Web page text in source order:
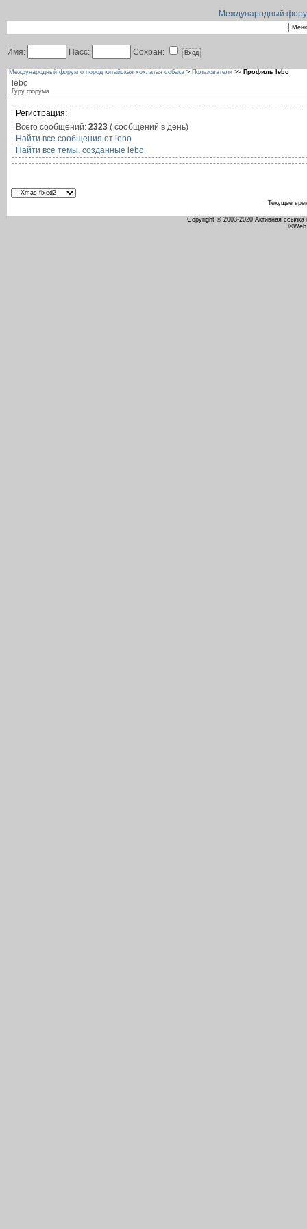
Международный
Имя: Пасс: Сохран:
Международный форум о пород китайская хохлатая собака > Пользователи >> Профиль lebo
lebo
Гуру форума
Регистрация:
Всего сообщений: 2323 ( сообщений в день)
Найти все сообщения от lebo
Найти все темы, созданные lebo
Текущее
Copyright © 2003-2020 Активная ссылка